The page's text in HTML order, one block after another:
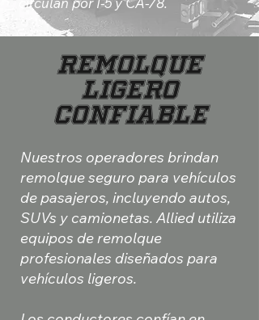
Remolque
Ligero
Confiable
Nuestros operadores brindan
remolque seguro para vehículos
de pasajeros, incluyendo autos,
SUVs y camionetas. Allied utiliza
equipos de remolque
profesionales diseñados para
vehículos ligeros.